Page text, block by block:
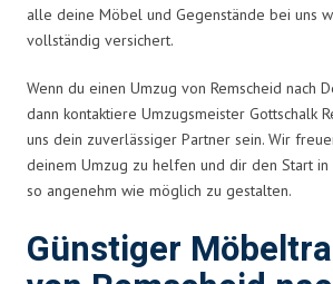
alle deine Möbel und Gegenstände bei uns
vollständig versichert.
Wenn du einen Umzug von Remscheid nach
dann kontaktiere Umzugsmeister Gottschalk
uns dein zuverlässiger Partner sein. Wir
deinem Umzug zu helfen und dir den Start in
so angenehm wie möglich zu gestalten.
Günstiger